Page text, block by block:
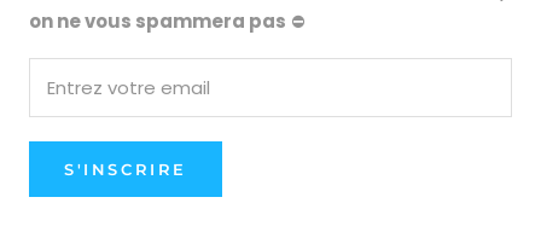
on ne vous spammera pas ⛔
S'INSCRIRE